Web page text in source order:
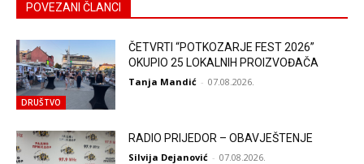
POVEZANI ČLANCI
DRUŠTVO
ČETVRTI “POTKOZARJE FEST 2026”
OKUPIO 25 LOKALNIH PROIZVOĐAČA
Tanja Mandić - 07.08.2026.
RADIO PRIJEDOR – OBAVJEŠTENJE
Silvija Dejanović - 07.08.2026.